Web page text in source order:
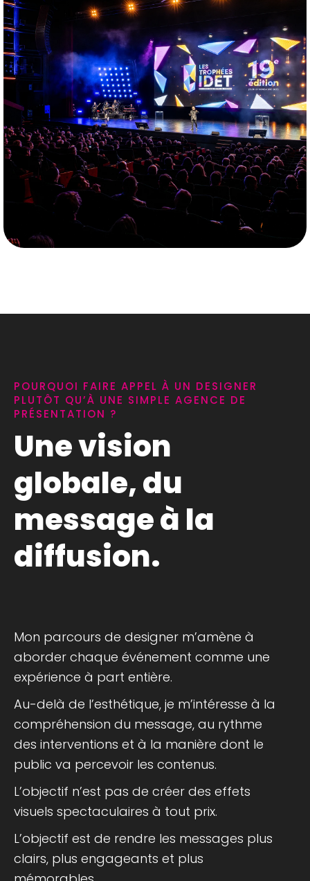
POURQUOI FAIRE APPEL À UN DESIGNER
PLUTÔT QU’À UNE SIMPLE AGENCE DE
PRÉSENTATION ?
Une vision
globale, du
message à la
diffusion.
Mon parcours de designer m’amène à
aborder chaque événement comme une
expérience à part entière.
Au-delà de l’esthétique, je m’intéresse à la
compréhension du message, au rythme
des interventions et à la manière dont le
public va percevoir les contenus.
L’objectif n’est pas de créer des effets
visuels spectaculaires à tout prix.
L’objectif est de rendre les messages plus
clairs, plus engageants et plus